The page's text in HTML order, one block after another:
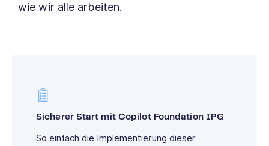
wie wir alle arbeiten.
Sicherer Start mit Copilot Foundation IPG
So einfach die Implementierung dieser